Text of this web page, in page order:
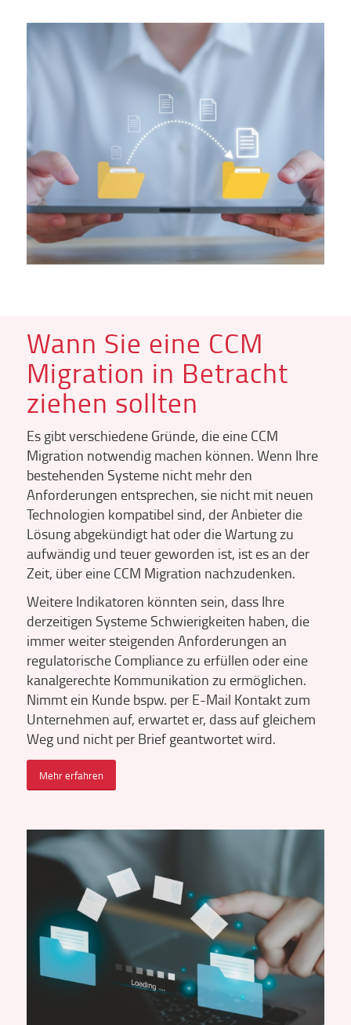
Wann Sie eine CCM
Migration in Betracht
ziehen sollten
Es gibt verschiedene Gründe, die eine CCM
Migration notwendig machen können. Wenn Ihre
bestehenden Systeme nicht mehr den
Anforderungen entsprechen, sie nicht mit neuen
Technologien kompatibel sind, der Anbieter die
Lösung abgekündigt hat oder die Wartung zu
aufwändig und teuer geworden ist, ist es an der
Zeit, über eine CCM Migration nachzudenken.
Weitere Indikatoren könnten sein, dass Ihre
derzeitigen Systeme Schwierigkeiten haben, die
immer weiter steigenden Anforderungen an
regulatorische Compliance zu erfüllen oder eine
kanalgerechte Kommunikation zu ermöglichen.
Nimmt ein Kunde bspw. per E-Mail Kontakt zum
Unternehmen auf, erwartet er, dass auf gleichem
Weg und nicht per Brief geantwortet wird.
Mehr erfahren